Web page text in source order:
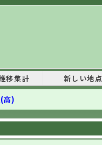
移集計 新しい地点
高)